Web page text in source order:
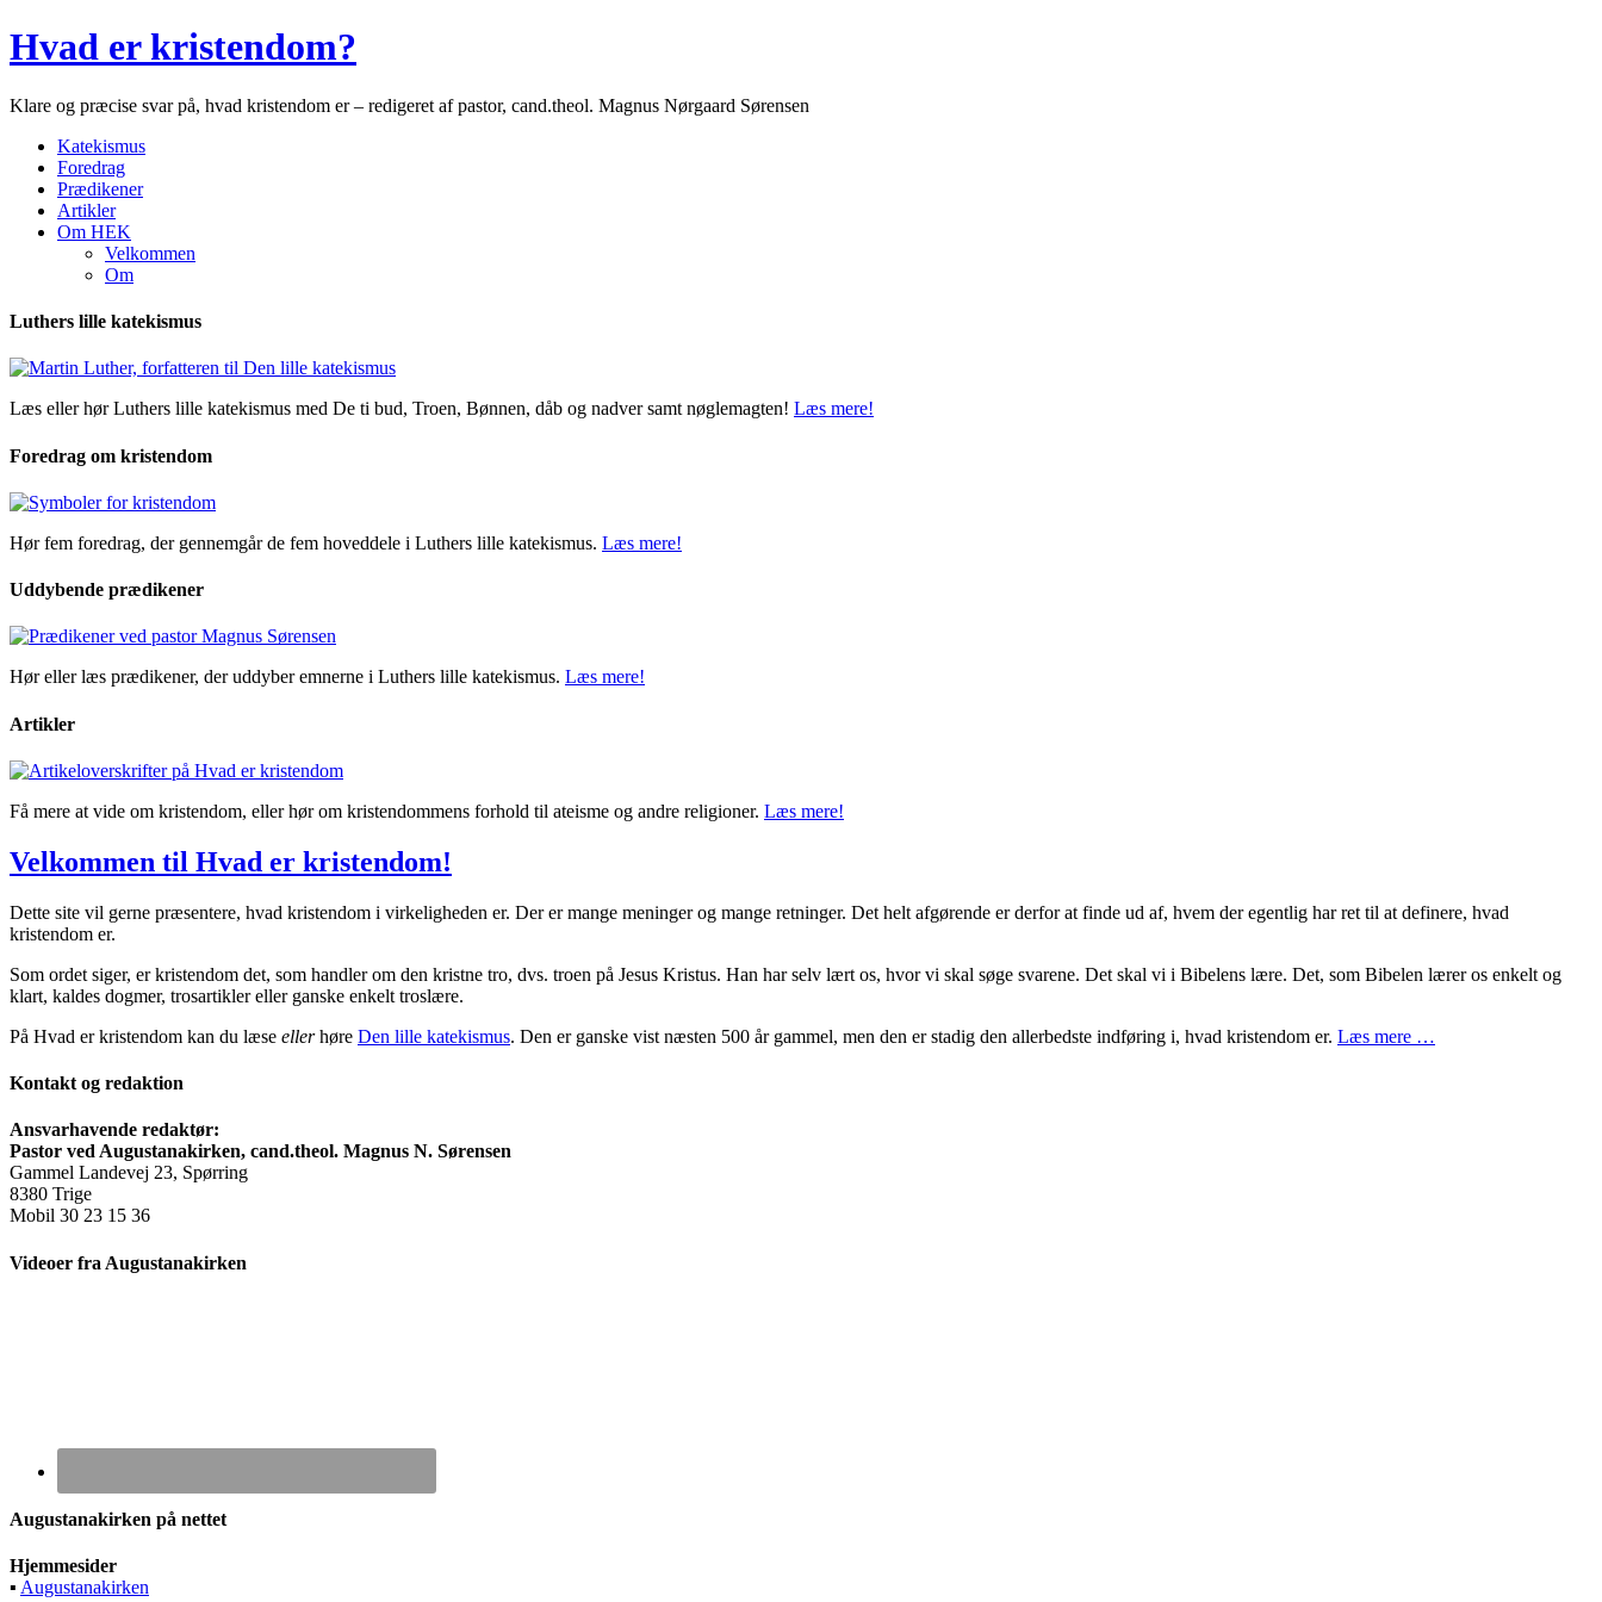
Hvad er kristendom?
Klare og præcise svar på, hvad kristendom er – redigeret af pastor, cand.theol. Magnus Nørgaard Sørensen
Katekismus
Foredrag
Prædikener
Artikler
Om HEK
Velkommen
Om
Luthers lille katekismus
Læs eller hør Luthers lille katekismus med De ti bud, Troen, Bønnen, dåb og nadver samt nøglemagten! Læs mere!
Foredrag om kristendom
Hør fem foredrag, der gennemgår de fem hoveddele i Luthers lille katekismus. Læs mere!
Uddybende prædikener
Hør eller læs prædikener, der uddyber emnerne i Luthers lille katekismus. Læs mere!
Artikler
Få mere at vide om kristendom, eller hør om kristendommens forhold til ateisme og andre religioner. Læs mere!
Velkommen til Hvad er kristendom!
Dette site vil gerne præsentere, hvad kristendom i virkeligheden er. Der er mange meninger og mange retninger. Det helt afgørende er derfor at finde ud af, hvem der egentlig har ret til at definere, hvad
kristendom er.
Som ordet siger, er kristendom det, som handler om den kristne tro, dvs. troen på Jesus Kristus. Han har selv lært os, hvor vi skal søge svarene. Det skal vi i Bibelens lære. Det, som Bibelen lærer os enkelt og
klart, kaldes dogmer, trosartikler eller ganske enkelt troslære.
På Hvad er kristendom kan du læse ellerhøre Den lille katekismus. Den er ganske vist næsten 500 år gammel, men den er stadig den allerbedste indføring i, hvad kristendom er. Læs mere …
Kontakt og redaktion
Ansvarhavende redaktør:
Pastor ved Augustanakirken, cand.theol. Magnus N. Sørensen
Gammel Landevej 23, Spørring
8380 Trige
Mobil 30 23 15 36
Videoer fra Augustanakirken
Augustanakirken på nettet
Hjemmesider
▪ Augustanakirken